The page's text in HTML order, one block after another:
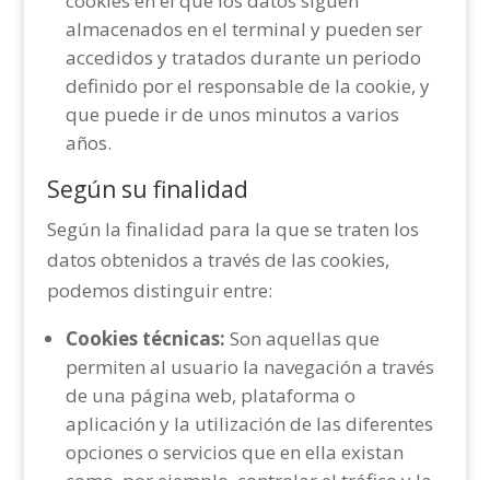
almacenados en el terminal y pueden ser
accedidos y tratados durante un periodo
definido por el responsable de la cookie, y
que puede ir de unos minutos a varios
años.
Según su finalidad
Según la finalidad para la que se traten los
datos obtenidos a través de las cookies,
podemos distinguir entre:
Cookies técnicas: Son aquellas que
permiten al usuario la navegación a través
de una página web, plataforma o
aplicación y la utilización de las diferentes
opciones o servicios que en ella existan